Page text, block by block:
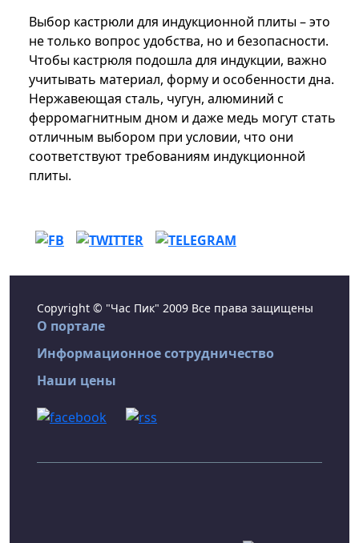
Выбор кастрюли для индукционной плиты – это
не только вопрос удобства, но и безопасности.
Чтобы кастрюля подошла для индукции, важно
учитывать материал, форму и особенности дна.
Нержавеющая сталь, чугун, алюминий с
ферромагнитным дном и даже медь могут стать
отличным выбором при условии, что они
соответствуют требованиям индукционной
плиты.
Copyright © "Час Пик" 2009 Все права защищены
О портале
Информационное сотрудничество
Наши цены